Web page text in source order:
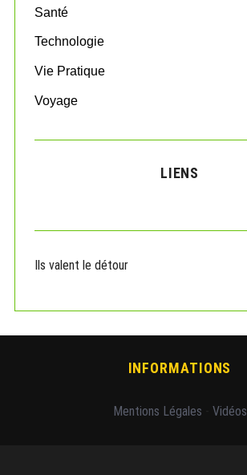
Santé
Technologie
Vie Pratique
Voyage
LIENS
Ils valent le détour
INFORMATIONS
Mentions Légales Vidéos